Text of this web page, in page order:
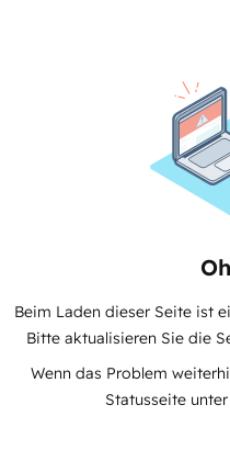
Beim Laden dieser Seite ist
Bitte aktualisieren Sie die
Wenn das Problem
Statusseite unter